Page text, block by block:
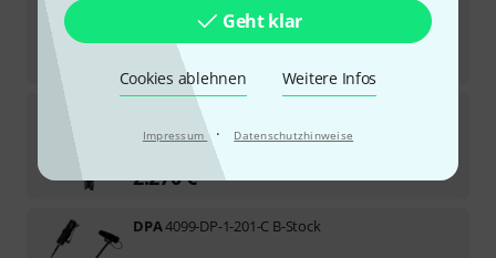
Geht klar
Cookies ablehnen Weitere Infos
Impressum · Datenschutzhinweise
UVP:
4017B Rycote WS 3 Bundle
Sofort lieferbar
2.270€
DPA4099-DP-1-201-C B-Stock